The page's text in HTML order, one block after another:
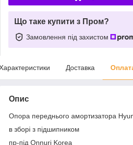
Що таке купити з Пром?
Замовлення під захистом
Доставка
Опис
Опора переднього амортизатора
в зборі з підшипником
пр-під Onnuri Korea